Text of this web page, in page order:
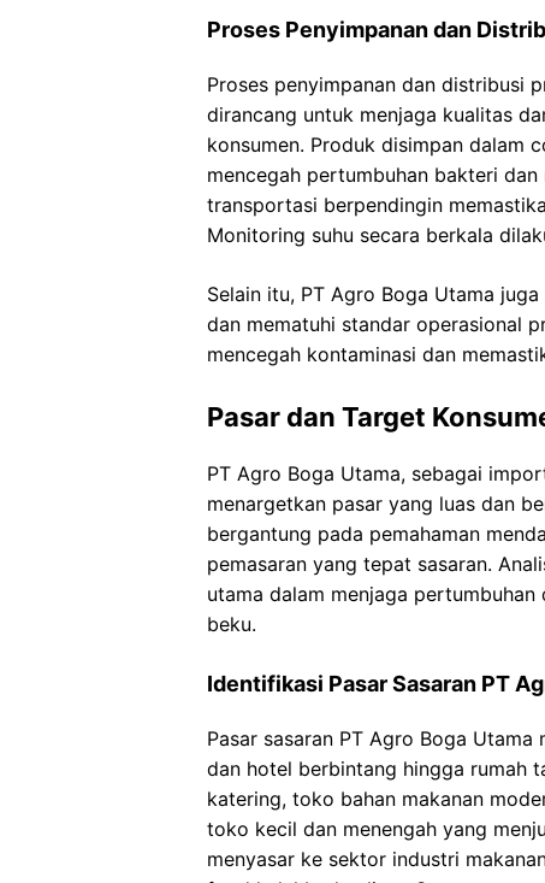
Proses Penyimpanan dan
Proses penyimpanan dan distribusi
dirancang untuk menjaga kualitas
konsumen. Produk disimpan dalam
mencegah pertumbuhan bakteri dan
transportasi berpendingin
Monitoring suhu secara berkala
Selain itu, PT Agro Boga Utama
dan mematuhi standar operasional
mencegah kontaminasi dan
Pasar dan Target
PT Agro Boga Utama, sebagai
menargetkan pasar yang luas dan
bergantung pada pemahaman
pemasaran yang tepat sasaran.
utama dalam menjaga
beku.
Identifikasi Pasar Sasaran PT
Pasar sasaran PT Agro Boga
dan hotel berbintang hingga rumah
katering, toko bahan makanan
toko kecil dan menengah yang
menyasar ke sektor industri